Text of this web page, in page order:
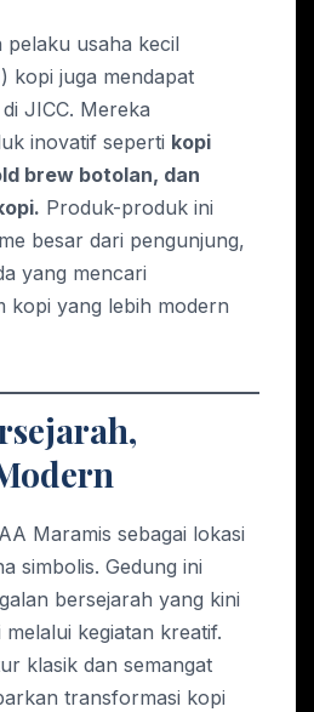
pelaku usaha kecil
kopi juga mendapat
JICC. Mereka
inovatif seperti kopi
brew botolan, dan
Produk-produk ini
besar dari pengunjung,
yang mencari
kopi yang lebih modern
Maramis sebagai lokasi
simbolis. Gedung ini
bersejarah yang kini
kegiatan kreatif.
klasik dan semangat
transformasi kopi